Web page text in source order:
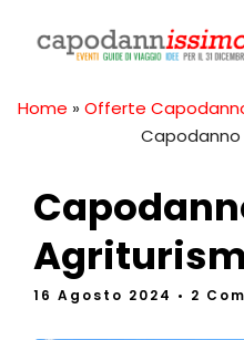
Home » Offerte
Capodanno
16 Agosto 2024 • 2